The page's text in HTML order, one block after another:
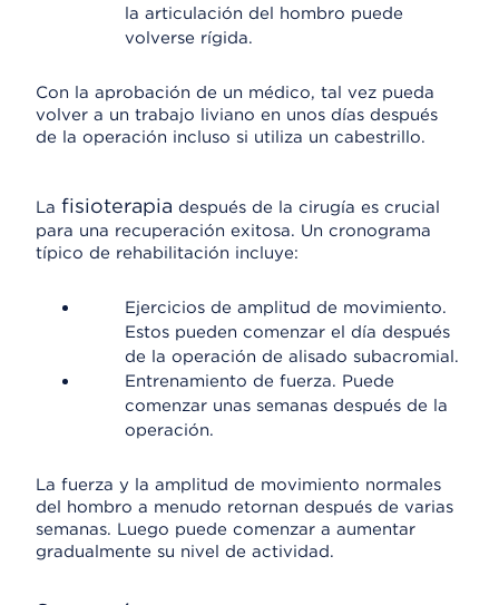
la articulación del hombro puede
volverse rígida.
Con la aprobación de un médico, tal vez pueda
volver a un trabajo liviano en unos días después
de la operación incluso si utiliza un cabestrillo.
La fisioterapia después de la cirugía es crucial
para una recuperación exitosa. Un cronograma
típico de rehabilitación incluye:
Ejercicios de amplitud de movimiento.
Estos pueden comenzar el día después
de la operación de alisado subacromial.
Entrenamiento de fuerza. Puede
comenzar unas semanas después de la
operación.
La fuerza y la amplitud de movimiento normales
del hombro a menudo retornan después de varias
semanas. Luego puede comenzar a aumentar
gradualmente su nivel de actividad.